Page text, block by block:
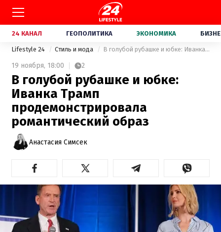
24 КАНАЛ ГЕОПОЛИТИКА ЭКОНОМИКА
Lifestyle 24 Стиль и мода В голубой рубашке и юбке: Иванка Трамп продемонстрировала романтический образ
19 ноября, 18:00 2
В голубой рубашке и юбке:
Иванка Трамп
продемонстрировала
романтический образ
Анастасия Симсек